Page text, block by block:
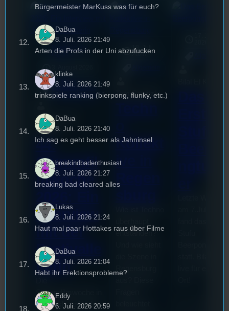
mic
Rund um die
U(h)R
Festivals
,
Interview , Kultur ,
Veranstaltungen
Sao-Mai Sol
Nguyen
44.
Stummfil
mwoche
Interview
mit der
Festivalle
iterin
Stummfilmwoche in
Regensburg ist das
18. Juli
2026
Tom Sawitzki
Kollekt
ive in
entstanden?
Regensburg
Bürgermeister MarKuss was für euch?
DaBua
8. Juli. 2026 21:49
Arten die Profs in der Uni abzufucken
klinke
8. Juli. 2026 21:49
trinkspiele ranking (bierpong, flunky, etc.)
DaBua
8. Juli. 2026 21:40
Ich sag es geht besser als Jahninsel
breakindbadenthusiast
8. Juli. 2026 21:27
breaking bad cleared alles
Lukas
8. Juli. 2026 21:24
Haut mal paar Hottakes raus über Filme
DaBua
8. Juli. 2026 21:04
Habt ihr Erektionsprobleme?
Eddy
6. Juli. 2026 20:59